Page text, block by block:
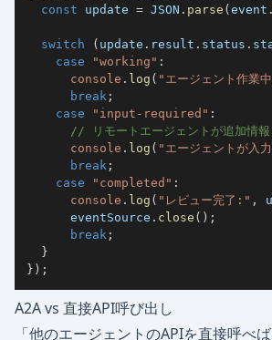
const update = JSON . parse (event .
switch ( update . result . status .
case
"working" :
console . log ( "エージェント作業
break ;
case
"input-required" :
// リモートエージェントが追加情報
console . log ( "エージェントが入
break ;
case
"completed" :
console . log ( "レビュー完了:" ,
      eventSource
. close ( ) ;
break ;
}
} ) ;
A2A vs 直接API呼び出し
「他のエージェントのAPIを直接呼べ